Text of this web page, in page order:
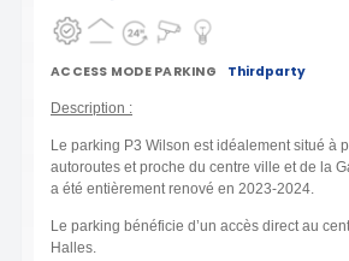
ACCESS MODE PARKING Thirdparty
Description :
Le parking P3 Wilson est idéalement situé à
autoroutes et proche du centre ville et de la
a été entièrement renové en 2023-2024.
Le parking bénéficie d’un accès direct au
Halles.